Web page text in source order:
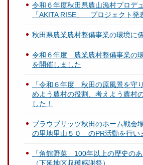
令和６年度秋田県農山漁村プロデ
「AKITA RISE」 プロジェクト発
秋田県農業農村整備事業の環境に
令和６年度 農業農村整備事業の
を開催しました
「令和６年度 秋田の原風景を守
めよう農村の役割、考えよう農村
した！
ブラウブリッツ秋田のホーム戦会
の里地里山５０」のPR活動を行い
「角館野菜」100年以上の歴史の
（下延地区収穫感謝祭）